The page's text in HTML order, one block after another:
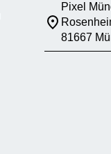
Pixel
81667